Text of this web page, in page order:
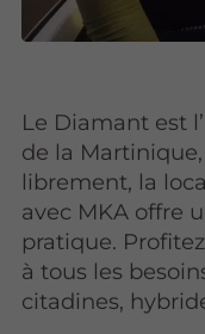
Le Diamant est
de la
librement, la
avec MKA offre
pratique.
à tous les
citadines,